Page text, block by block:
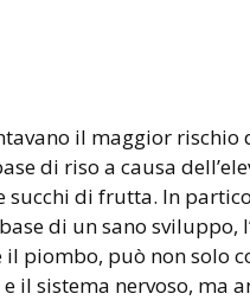
il maggior rischio
di riso a causa
succhi di frutta. In
di un sano sviluppo,
il piombo, può non solo
il sistema nervoso, ma